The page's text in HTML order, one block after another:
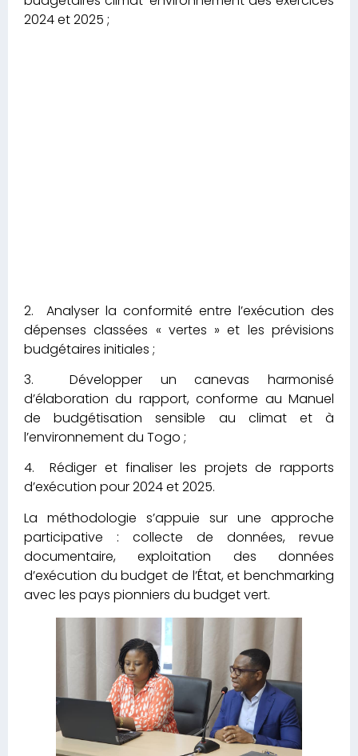
2024 et 2025 ;
2. Analyser la conformité entre l’exécution des
dépenses classées « vertes » et les prévisions
budgétaires initiales ;
3. Développer un canevas harmonisé
d’élaboration du rapport, conforme au Manuel
de budgétisation sensible au climat et à
l’environnement du Togo ;
4. Rédiger et finaliser les projets de rapports
d’exécution pour 2024 et 2025.
La méthodologie s’appuie sur une approche
participative : collecte de données, revue
documentaire, exploitation des données
d’exécution du budget de l’État, et benchmarking
avec les pays pionniers du budget vert.